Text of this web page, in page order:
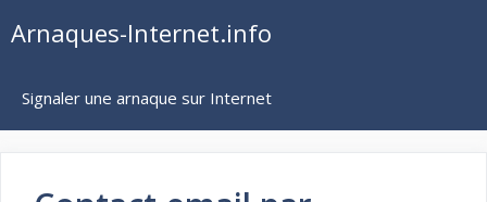
auArnaques-Internet.info
Signaler une arnaque sur Internet